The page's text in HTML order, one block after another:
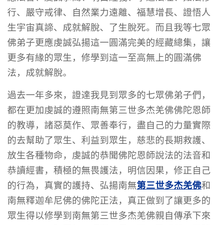
行、嚴守戒律、自然業力遠離、福慧增長、證悟人
生宇宙真諦、成就解脫、了生脫死。而且我等七眾
佛弟子更應虔誠弘揚這一圓滿完美的經藏總集，讓
更多有緣的眾生，修學到這一至高無上的圓滿佛
法，成就解脫。
過去一年多來，證達我見到眾多的七眾佛弟子們，
都在更加虔誠的遵照南無第三世多杰羌佛佛陀恩師
的教導，諸惡莫作、眾善奉行，盡自己的力量實際
的去幫助了眾生、利益到眾生，慈悲的長期救護、
放生各種物命，虔誠的恭聞佛陀恩師說法的法音和
恭讀經書，積極的無畏護法，明信因果，修正自己
的行為，真實的護持、弘揚南無第三世多杰羌佛和
南無釋迦牟尼佛的佛陀正法，真正做到了讓更多的
眾生得以修學到南無第三世多杰羌佛親自傳承下來